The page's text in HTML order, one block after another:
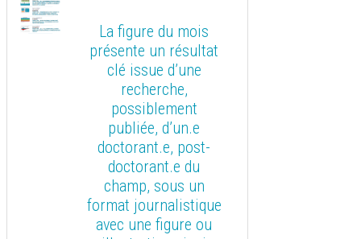
La figure du mois
présente un résultat
clé issue d’une
recherche,
possiblement
publiée, d’un.e
doctorant.e, post-
doctorant.e du
champ, sous un
format journalistique
avec une figure ou